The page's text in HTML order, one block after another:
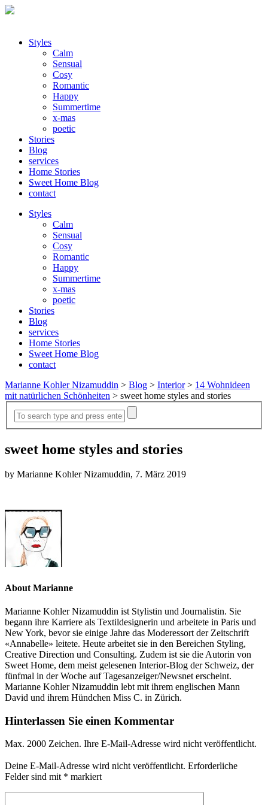
Styles
Calm
Sensual
Cosy
Romantic
Happy
Summertime
x-mas
poetic
Stories
Blog
services
Home Stories
Sweet Home Blog
contact
Styles
Calm
Sensual
Cosy
Romantic
Happy
Summertime
x-mas
poetic
Stories
Blog
services
Home Stories
Sweet Home Blog
contact
Marianne Kohler Nizamuddin > Blog > Interior> 14 Wohnideen
mit natürlichen Schönheiten > sweet home styles and stories
sweet home styles and stories
by Marianne Kohler Nizamuddin, 7. März 2019
About Marianne
Marianne Kohler Nizamuddin ist Stylistin und Journalistin. Sie
begann ihre Karriere als Textildesignerin und arbeitete in Paris und
New York, bevor sie einige Jahre das Moderessort der Zeitschrift
«Annabelle» leitete. Heute arbeitet sie in den Bereichen Styling,
Creative Direction und Consulting. Zudem ist sie die Autorin von
Sweet Home, dem meist gelesenen Interior-Blog der Schweiz, der
fünfmal in der Woche auf Tagesanzeiger/Newsnet erscheint.
Marianne Kohler Nizamuddin lebt mit ihrem englischen Mann
David und ihrem Hündchen Miss C. in Zürich.
Hinterlassen Sie einen Kommentar
Max. 2000 Zeichen. Ihre E-Mail-Adresse wird nicht veröffentlicht.
Deine E-Mail-Adresse wird nicht veröffentlicht. Erforderliche
Felder sind mit * markiert